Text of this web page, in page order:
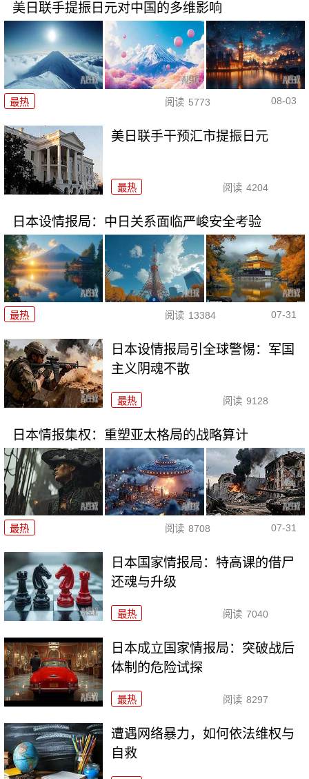
美日联手提振日元对中国的多维影响
最热 阅读 5773 08-03
美日联手干预汇市提振日元
最热 阅读 4204
日本设情报局：中日关系面临严峻安全考验
最热 阅读 13384 07-31
日本设情报局引全球警惕：军国
主义阴魂不散
最热 阅读 9128
日本情报集权：重塑亚太格局的战略算计
最热 阅读 8708 07-31
日本国家情报局：特高课的借尸
还魂与升级
最热 阅读 7040
日本成立国家情报局：突破战后
体制的危险试探
最热 阅读 8297
遭遇网络暴力，如何依法维权与
自救